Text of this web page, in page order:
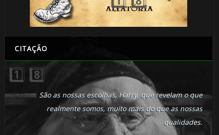
CITAÇÃO
São as nossas escolhas, Harry, que revelam o que
realmente somos, muito mais do que as nossas
qualidades.